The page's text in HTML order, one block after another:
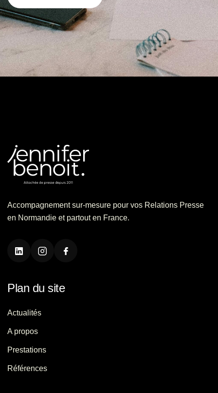
Accompagnement sur-mesure pour vos Relations Presse
en Normandie et partout en France.
Plan du site
Actualités
A propos
Prestations
Références